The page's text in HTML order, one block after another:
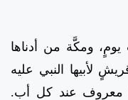
ومكَّة من أدناها
لأبيها النبي عليه
معروف عند كل أب.